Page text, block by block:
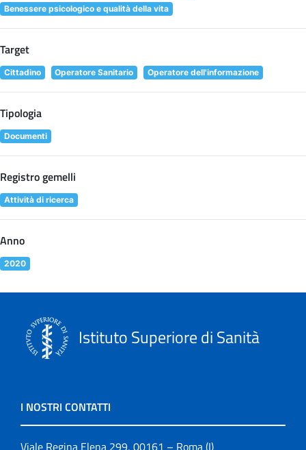
Benessere psicologico e qualità della vita
Target
Cittadino Operatore Sanitario Operatore dell'informazione
Tipologia
Documenti
Registro gemelli
Attività di ricerca
Anno
2020
Istituto Superiore di Sanità
I NOSTRI CONTATTI
Viale Regina Elena 299, 00161 – Roma (I)